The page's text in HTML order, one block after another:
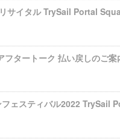
サイタル TrySail Portal
タートーク 払い戻しのご案
ェスティバル2022 TrySail